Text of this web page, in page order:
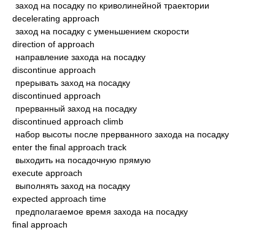
заход на посадку по криволинейной траектории
decelerating approach
заход на посадку с уменьшением скорости
direction of approach
направление захода на посадку
discontinue approach
прерывать заход на посадку
discontinued approach
прерванный заход на посадку
discontinued approach climb
набор высоты после прерванного захода на посадку
enter the final approach track
выходить на посадочную прямую
execute approach
выполнять заход на посадку
expected approach time
предполагаемое время захода на посадку
final approach